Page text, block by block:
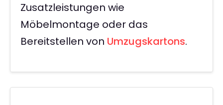
Zusatzleistungen wie
Möbelmontage oder das
Bereitstellen von Umzugskartons.